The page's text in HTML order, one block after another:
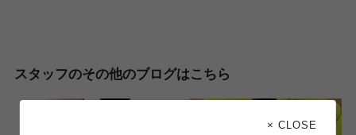
スタッフのその他のブログはこちら
× CLOSE